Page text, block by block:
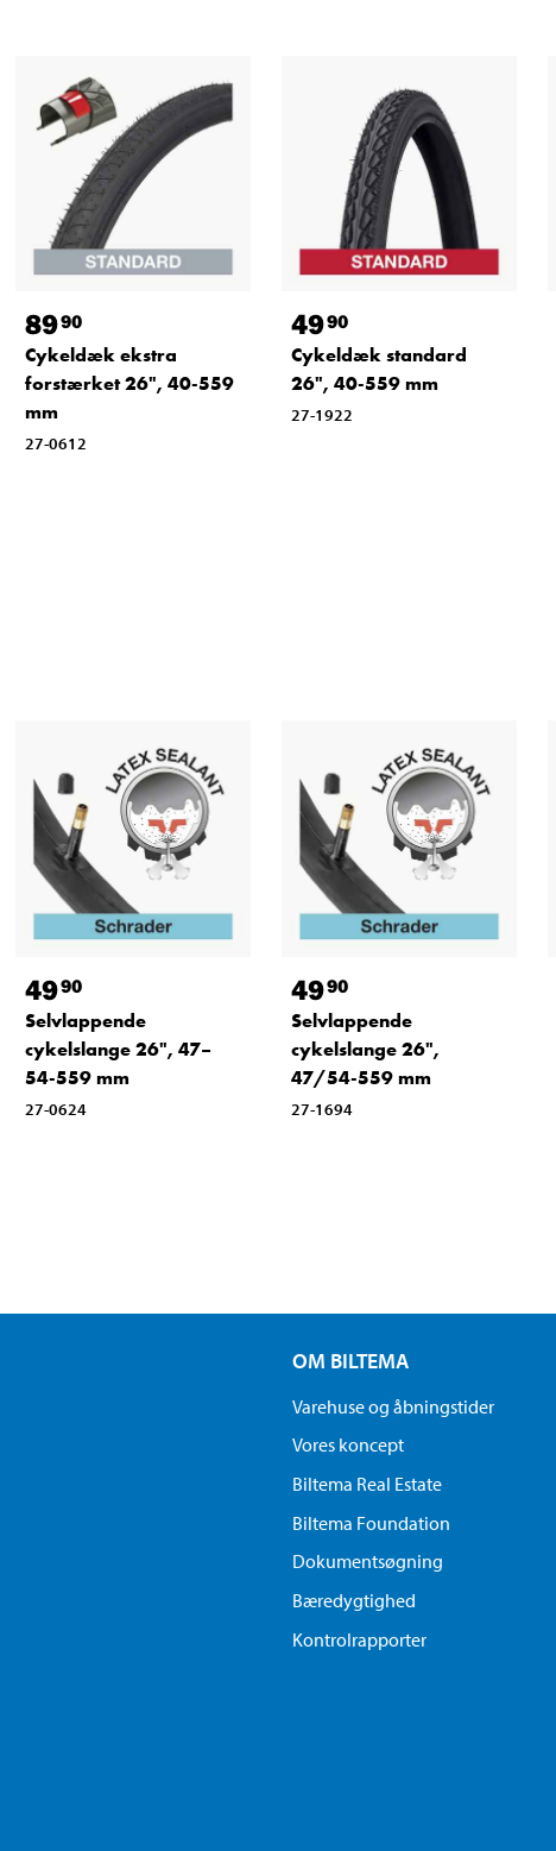
8990
Cykeldæk ekstra
forstærket 26", 40-559
mm
27-0612
4990
Cykeldæk standard
26", 40-559 mm
27-1922
4990
Selvlappende
cykelslange 26", 47–
54-559 mm
27-0624
4990
Selvlappende
cykelslange 26",
47/54-559 mm
27-1694
OM BILTEMA
Varehuse og åbningstider
Vores koncept
Biltema Real Estate
Biltema Foundation
Dokumentsøgning
Bæredygtighed
Kontrolrapporter